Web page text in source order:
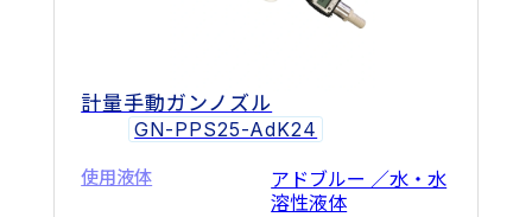
計量手動ガンノズル
GN-PPS25-AdK24
使用液体
アドブルー ／水・水
溶性液体